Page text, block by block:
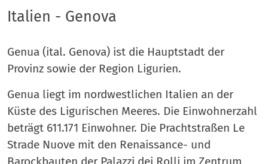
Italien - Genova
Genua (ital. Genova) ist die Hauptstadt der
Provinz sowie der Region Ligurien.
Genua liegt im nordwestlichen Italien an der
Küste des Ligurischen Meeres. Die Einwohnerzahl
beträgt 611.171 Einwohner. Die Prachtstraßen Le
Strade Nuove mit den Renaissance- und
Barockbauten der Palazzi dei Rolli im Zentrum